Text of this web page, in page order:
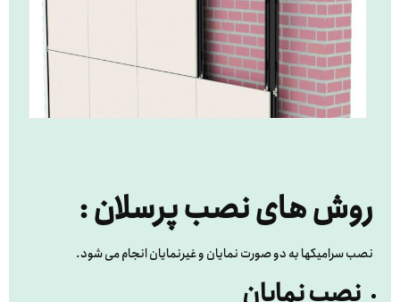
روش های نصب پرسلان :
نصب سرامیکها به دو صورت نمایان و غیرنمایان انجام می شود.
نصب نمایان